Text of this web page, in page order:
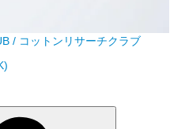
/ コットンリサーチクラブ